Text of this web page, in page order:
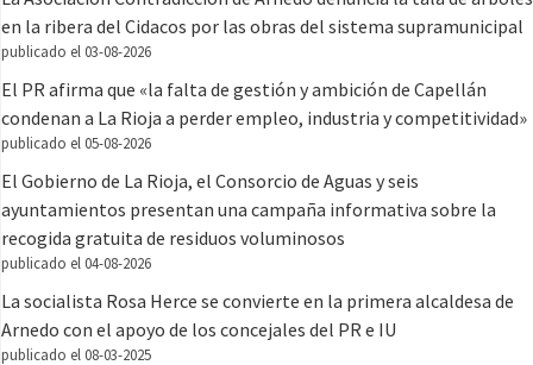
en la ribera del Cidacos por las obras del sistema supramunicipal
publicado el 03-08-2026
El PR afirma que «la falta de gestión y ambición de Capellán
condenan a La Rioja a perder empleo, industria y competitividad»
publicado el 05-08-2026
El Gobierno de La Rioja, el Consorcio de Aguas y seis
ayuntamientos presentan una campaña informativa sobre la
recogida gratuita de residuos voluminosos
publicado el 04-08-2026
La socialista Rosa Herce se convierte en la primera alcaldesa de
Arnedo con el apoyo de los concejales del PR e IU
publicado el 08-03-2025